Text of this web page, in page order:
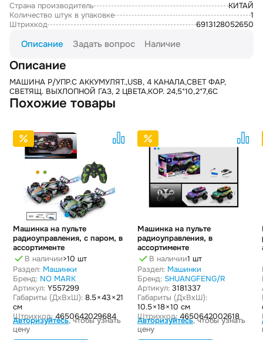
Страна производитель
КИТАЙ
Количество штук в упаковке
1
Штрихкод
6913128052650
Описание Задать вопрос Наличие
Описание
МАШИНА Р/УПР.С АККУМУЛЯТ.,USB, 4 КАНАЛА,СВЕТ ФАР,
СВЕТЯЩ. ВЫХЛОПНОЙ ГАЗ, 2 ЦВЕТА,КОР. 24,5*10,2*7,6С
Похожие товары
Машинка на пульте
радиоуправления, с паром, в
ассортименте
В наличии>10 шт
Раздел: Машинки
Бренд: NO MARK
Артикул: Y557299
Габариты (ДxВxШ): 8.5 × 43 × 21
см
Штрихкод: 4650642029684
Авторизуйтесь, чтобы узнать
цену
Машинка на пульте
радиоуправления, в
ассортименте
В наличии1 шт
Раздел: Машинки
Бренд: SHUANGFENG/R
Артикул: 3181337
Габариты (ДxВxШ):
10.5 × 18 × 10 см
Штрихкод: 4650642002618
Авторизуйтесь, чтобы узнать
цену